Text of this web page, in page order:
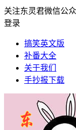
关注东灵君微信公
登录
搞笑英文版
补番大全
关于我们
手抄报下载